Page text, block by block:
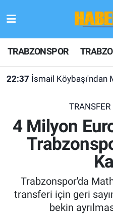
TRABZONSPOR
22:37 İsmail Köybaşı'ndan
4 Milyon
Trabzonspor'da
transferi için geri
bekin
TRABZONSPOR
TRABZON GUNDEMI
KULİS MEYDANI
FUTBOL
Hava Durumu
Trafik Durumu
Son Dakika Haberleri